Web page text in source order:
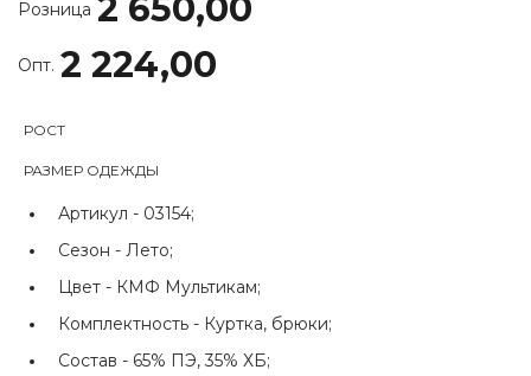
Розница
Опт. 2 224,00
РОСТ
РАЗМЕР ОДЕЖДЫ
Артикул - 03154;
Сезон - Лето;
Цвет - КМФ Мультикам;
Комплектность - Куртка, брюки;
Состав - 65% ПЭ, 35% ХБ;